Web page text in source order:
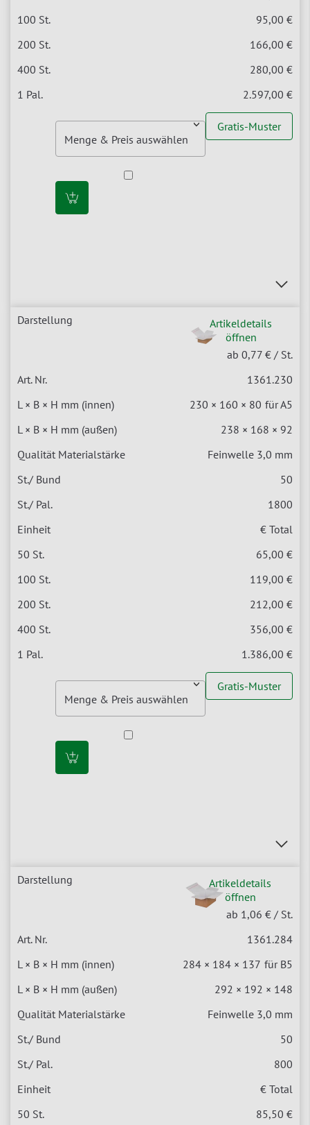
95,00 €
166,00 €
280,00 €
2.597,00 €
Gratis-Muster
Artikeldetails
öffnen
ab 0,77 € / St.
1361.230
230 × 160 × 80 für A5
238 × 168 × 92
Feinwelle 3,0 mm
50
1800
€ Total
65,00 €
119,00 €
212,00 €
356,00 €
1.386,00 €
Gratis-Muster
Artikeldetails
öffnen
ab 1,06 € / St.
1361.284
284 × 184 × 137 für B5
292 × 192 × 148
Feinwelle 3,0 mm
50
800
€ Total
85,50 €